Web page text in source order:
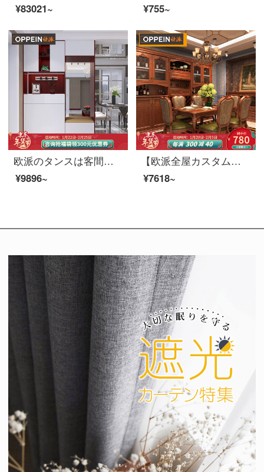
¥83021~
¥755~
欧派のタンスは客間を注文して戸棚の玄関の戸棚の玄関の戸棚を注文して玄関の洋服だんすの戸棚を注文して作らせて、天井の1299/平方メートルまで達することができます。
¥9896~
【欧派全屋カスタム聖カローラシリーズ】オーダーメイドのタンスハイエンドの丸太全屋オーダーメイドの箪笥から式のクローゼットに入るオーダーメイドのサイドキャビネット書斎前払い金実木
¥7618~